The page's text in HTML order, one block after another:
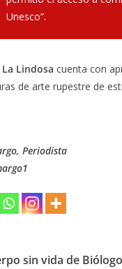
Unesco”.
La Lindosa cuenta con
de arte rupestre de
Periodista
sin vida de